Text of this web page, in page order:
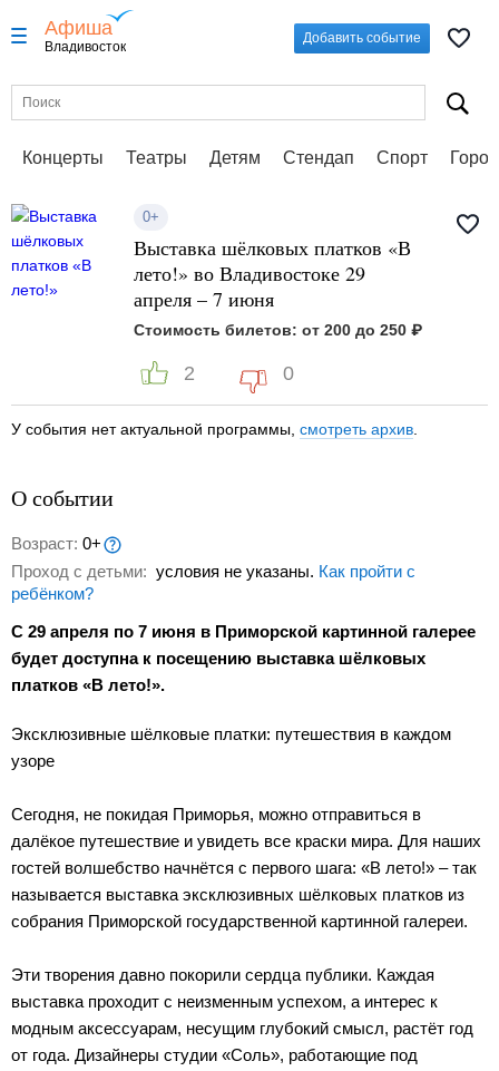
Афиша
Владивосток
Добавить событие
Концерты Театры Детям Стендап Спорт
0+
Выставка шёлковых платков «В
лето!» во Владивостоке 29
апреля – 7 июня
Стоимость билетов: от 200 до 250 ₽
2 0
У события нет актуальной программы, смотреть архив
О событии
Возраст: 0+
Проход с детьми: условия не указаны. Как пройти с
ребёнком?
С 29 апреля по 7 июня в Приморской картинной галерее
будет доступна к посещению выставка шёлковых
платков «В лето!».
Эксклюзивные шёлковые платки: путешествия в каждом
узоре
Сегодня, не покидая Приморья, можно отправиться в
далёкое путешествие и увидеть все краски мира. Для наших
гостей волшебство начнётся с первого шага: «В лето!» – так
называется выставка эксклюзивных шёлковых платков из
собрания Приморской государственной картинной галереи.
Эти творения давно покорили сердца публики. Каждая
выставка проходит с неизменным успехом, а интерес к
модным аксессуарам, несущим глубокий смысл, растёт год
от года. Дизайнеры студии «Соль», работающие под